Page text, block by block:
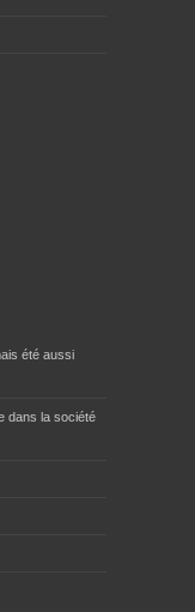
été aussi
dans la société